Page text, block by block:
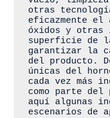
otras
eficazmente
óxidos y otras
superficie de
garantizar la
del producto.
únicas del
cada vez más
como parte del
aquí algunas
escenarios de